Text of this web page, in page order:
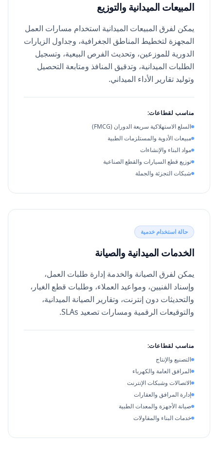
المبيعات الميدانية والتوزيع
يمكن لفرق المبيعات الميدانية استخدام مسارات العمل
المجهزة لتخطيط المناطق الجغرافية، وجداول الزيارات
الدورية للموزعين، وتحديث الفرص البيعية، وتسجيل
الطلبات الميدانية، وتدقيق المنافذ ومتابعة التحصيل
وتوليد تقارير الأداء الميداني.
مناسب لقطاعات:
السلع الاستهلاكية سريعة الدوران (FMCG)
مبيعات الأدوية والمستلزمات الطبية
مواد البناء والإنشاءات
توزيع قطع السيارات والقطع الصناعية
شبكات التجزئة والجملة
حالة استخدام خدمية
الخدمات الميدانية والصيانة
يمكن لفرق الصيانة والخدمة إدارة طلبات العمل،
وإسناد الفنيين، ومواعيد العملاء، وطلبات قطع الغيار،
والتحديثات دون إنترنت، وتقارير الصيانة الميدانية،
والتوقيعات الرقمية ومسارات تصعيد SLAs.
مناسب لقطاعات:
التصنيع والإنتاج
المرافق العامة والكهرباء
الاتصالات وشبكات الإنترنت
إدارة المرافق والعقارات
صيانة الأجهزة والمعدات الطبية
خدمات البناء والمقاولات